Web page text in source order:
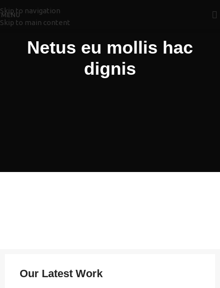
Skip to navigation
Skip to main content
MENU
Netus eu mollis hac
dignis
Our Latest Work